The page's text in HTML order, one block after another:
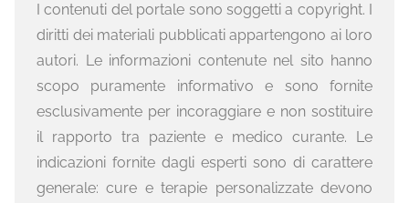
I contenuti del portale sono soggetti a copyright. I
diritti dei materiali pubblicati appartengono ai loro
autori. Le informazioni contenute nel sito hanno
scopo puramente informativo e sono fornite
esclusivamente per incoraggiare e non sostituire
il rapporto tra paziente e medico curante. Le
indicazioni fornite dagli esperti sono di carattere
generale: cure e terapie personalizzate devono